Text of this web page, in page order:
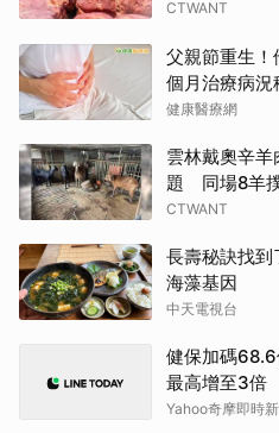
CTWANT
父親節重生
個月治療病況
健康醫療網
雲林戴奧辛
題 同場8羊
CTWANT
長壽秘訣找
海藻基因
中天電視台
健保加碼
最高增至3倍
Yahoo奇摩即時